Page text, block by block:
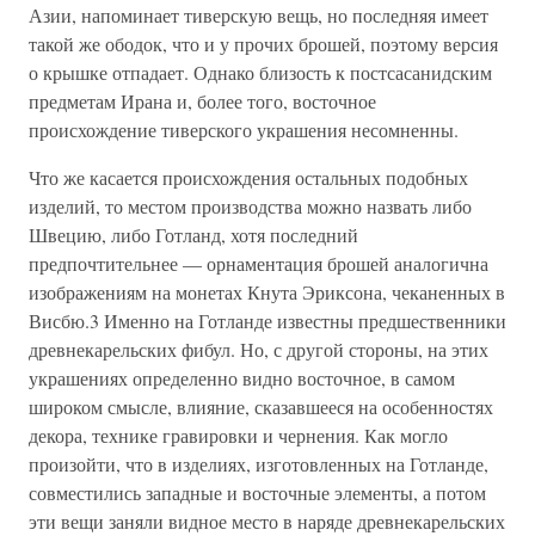
Азии, напоминает тиверскую вещь, но последняя имеет
такой же ободок, что и у прочих брошей, поэтому версия
о крышке отпадает. Однако близость к постсасанидским
предметам Ирана и, более того, восточное
происхождение тиверского украшения несомненны.
Что же касается происхождения остальных подобных
изделий, то местом производства можно назвать либо
Швецию, либо Готланд, хотя последний
предпочтительнее — орнаментация брошей аналогична
изображениям на монетах Кнута Эриксона, чеканенных в
Висбю.3 Именно на Готланде известны предшественники
древнекарельских фибул. Но, с другой стороны, на этих
украшениях определенно видно восточное, в самом
широком смысле, влияние, сказавшееся на особенностях
декора, технике гравировки и чернения. Как могло
произойти, что в изделиях, изготовленных на Готланде,
совместились западные и восточные элементы, а потом
эти вещи заняли видное место в наряде древнекарельских